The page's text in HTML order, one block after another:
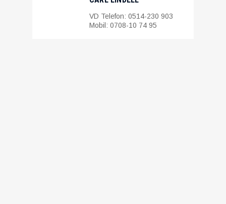
VD Telefon: 0514-230 903
Mobil: 0708-10 74 95